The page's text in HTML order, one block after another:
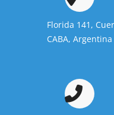
Florida 141,
CABA, Argentina